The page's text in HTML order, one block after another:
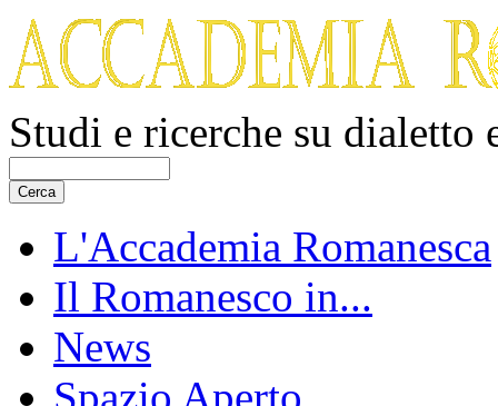
Studi e ricerche su
L'Accademia Romanesca
Il Romanesco in...
News